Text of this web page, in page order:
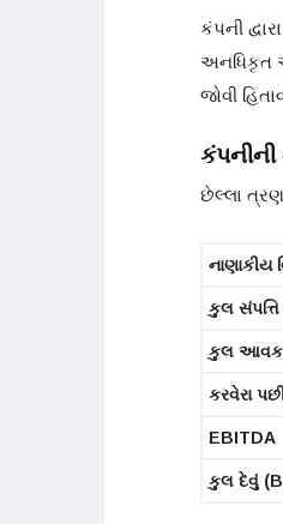
કંપની
અનધિકૃત
જોવી
કંપનીની
છેલ્લા
નાણાકીય
કુલ
કુલ આવક
કરવેરા
EBITDA
કુલ દેવું